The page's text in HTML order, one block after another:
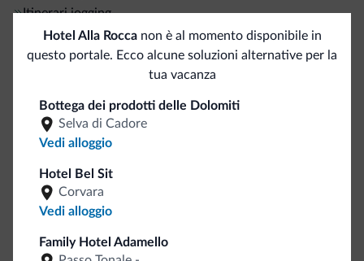
Itinerari jogging
Maneggio/Equitazione
Percorsi trekking
Ping Pong
Bancomat/ATM
Ascensori
Staff multilingua
Italiano
Hotel Alla Roccanon è al momento disponibile in
questo portale. Ecco alcune soluzioni alternative per la
tua vacanza
Bottega dei prodotti delle Dolomiti
Selva di Cadore
Vedi alloggio
Hotel Bel Sit
Corvara
Vedi alloggio
Family Hotel Adamello